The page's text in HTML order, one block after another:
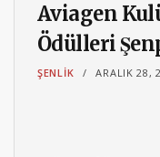
Aviagen
Ödülleri
ŞENLIK ARALIK 28,